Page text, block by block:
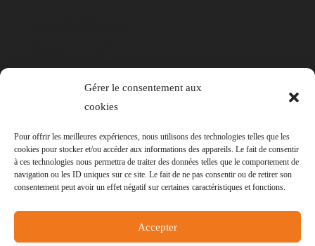
Gérer le consentement aux
cookies
Pour offrir les meilleures expériences, nous utilisons des technologies telles que les
cookies pour stocker et/ou accéder aux informations des appareils. Le fait de consentir
à ces technologies nous permettra de traiter des données telles que le comportement de
navigation ou les ID uniques sur ce site. Le fait de ne pas consentir ou de retirer son
consentement peut avoir un effet négatif sur certaines caractéristiques et fonctions.
Accepter
© Mairie de Salles-sur-l'Hers - RéalisationPOCA
Politique des cookies